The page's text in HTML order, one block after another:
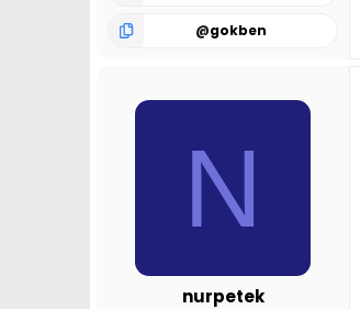
@gokben
N
nurpetek